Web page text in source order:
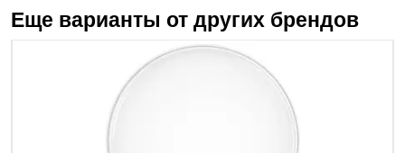
Еще варианты от других брендов